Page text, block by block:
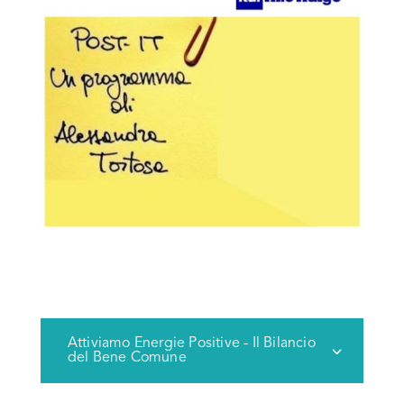
Attiviamo Energie Positive - Il Bilancio
del Bene Comune